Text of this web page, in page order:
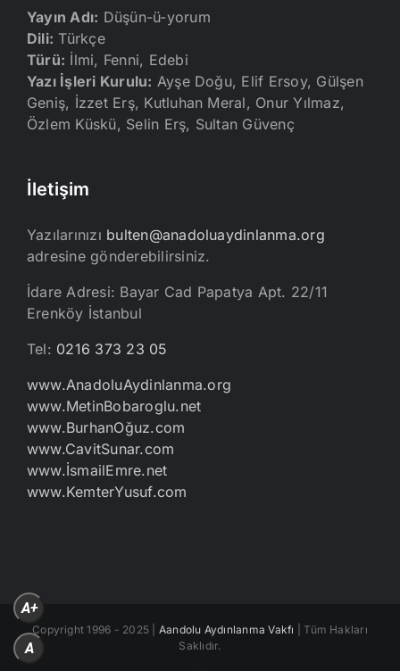
Yayın Adı: Düşün-ü-yorum
Dili: Türkçe
Türü: İlmi, Fenni, Edebi
Yazı İşleri Kurulu: Ayşe Doğu, Elif Ersoy, Gülşen
Geniş, İzzet Erş, Kutluhan Meral, Onur Yılmaz,
Özlem Küskü, Selin Erş, Sultan Güvenç
İletişim
Yazılarınızı bulten@anadoluaydinlanma.org
adresine gönderebilirsiniz.
İdare Adresi: Bayar Cad Papatya Apt. 22/11
Erenköy İstanbul
Tel: 0216 373 23 05
www.AnadoluAydinlanma.org
www.MetinBobaroglu.net
www.BurhanOğuz.com
www.CavitSunar.com
www.İsmailEmre.net
www.KemterYusuf.com
Copyright 1996 - 2025 | Aandolu Aydınlanma Vakfı
| Tüm Hakları
Saklıdır.
A+
A